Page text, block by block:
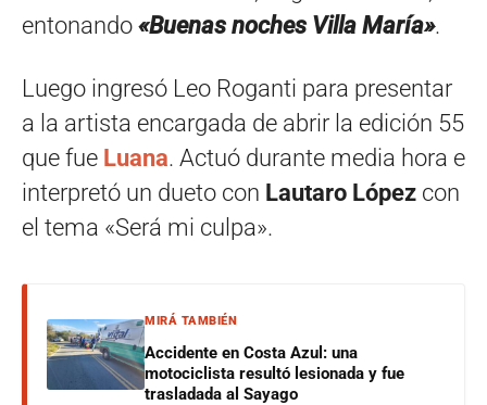
entonando «Buenas noches Villa María».
Luego ingresó Leo Roganti para presentar
a la artista encargada de abrir la edición 55
que fue Luana. Actuó durante media hora e
interpretó un dueto con Lautaro López con
el tema «Será mi culpa».
MIRÁ TAMBIÉN
Accidente en Costa Azul: una
motociclista resultó lesionada y fue
trasladada al Sayago